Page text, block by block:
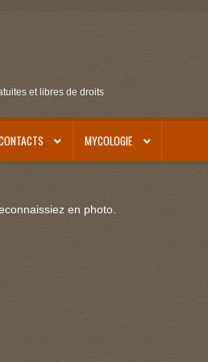
et libres de droits
MYCOLOGIE
en photo.